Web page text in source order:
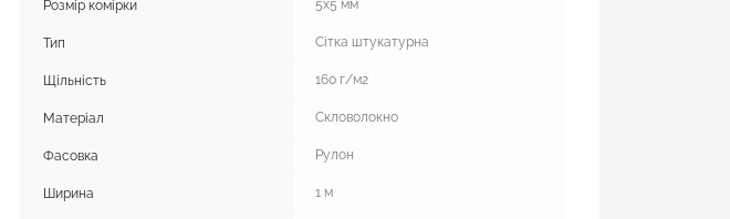
Розмір комірки 5x5 мм
Тип Сітка штукатурна
Щільність 160 г/м2
Матеріал Скловолокно
Фасовка Рулон
Ширина 1 м